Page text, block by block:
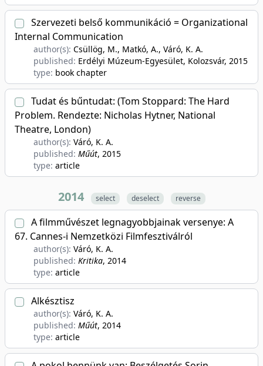
Szervezeti belső kommunikáció = Organizational
Internal Communication
author(s): Csüllög, M., Matkó, A., Váró, K. A.
published: Erdélyi Múzeum-Egyesület, Kolozsvár, 2015
type: book chapter
Tudat és bűntudat: (Tom Stoppard: The Hard
Problem. Rendezte: Nicholas Hytner, National
Theatre, London)
author(s): Váró, K. A.
published: Műút, 2015
type: article
2014 select deselect reverse
A filmművészet legnagyobbjainak versenye: A
67. Cannes-i Nemzetközi Filmfesztiválról
author(s): Váró, K. A.
published: Kritika, 2014
type: article
Alkésztisz
author(s): Váró, K. A.
published: Műút, 2014
type: article